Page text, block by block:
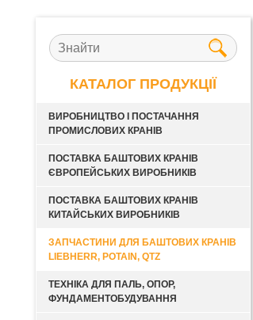
КАТАЛОГ ПРОДУКЦІЇ
ВИРОБНИЦТВО І ПОСТАЧАННЯ
ПРОМИСЛОВИХ КРАНІВ
ПОСТАВКА БАШТОВИХ КРАНІВ
ЄВРОПЕЙСЬКИХ ВИРОБНИКІВ
ПОСТАВКА БАШТОВИХ КРАНІВ
КИТАЙСЬКИХ ВИРОБНИКІВ
ЗАПЧАСТИНИ ДЛЯ БАШТОВИХ КРАНІВ
LIEBHERR, POTAIN, QTZ
ТЕХНІКА ДЛЯ ПАЛЬ, ОПОР,
ФУНДАМЕНТОБУДУВАННЯ